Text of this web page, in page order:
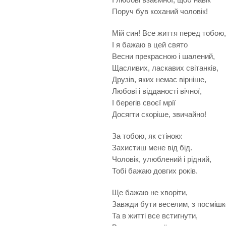
Поруч був коханий чоловік!
Мій син! Все життя перед тобою,
І я бажаю в цей свято
Весни прекрасною і шалений,
Щасливих, ласкавих світанків,
Друзів, яких немає вірніше,
Любові і відданості вічної,
І берегів своєї мрії
Досягти скоріше, звичайно!
За тобою, як стіною:
Захистиш мене від бід.
Чоловік, улюблений і рідний,
Тобі бажаю довгих років.
Ще бажаю не хворіти,
Завжди бути веселим, з
Та в житті все встигнути,